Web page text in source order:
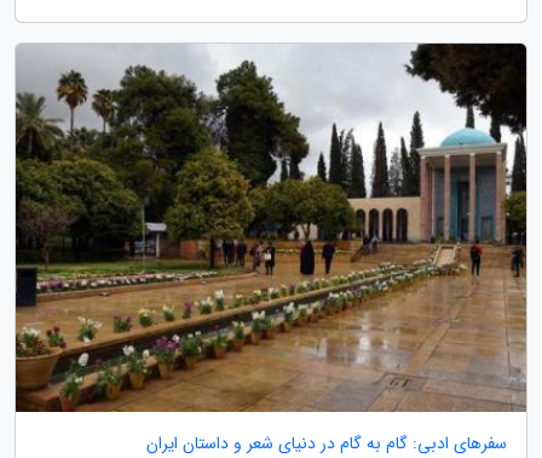
سفرهای ادبی: گام به گام در دنیای شعر و داستان ایران